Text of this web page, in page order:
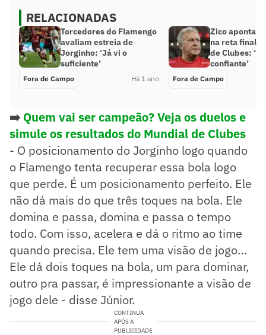
RELACIONADAS
Torcedores do Flamengo
avaliam estreia de
Jorginho: ‘Já vi o
suficiente’
Fora de Campo Há 1 ano
Zico aponta
na reta final
de Clubes:
confiante’
Fora de Campo
➡️ Quem vai ser campeão? Veja os duelos e
simule os resultados do Mundial de Clubes
- O posicionamento do Jorginho logo quando
o Flamengo tenta recuperar essa bola logo
que perde. É um posicionamento perfeito. Ele
não dá mais do que três toques na bola. Ele
domina e passa, domina e passa o tempo
todo. Com isso, acelera e dá o ritmo ao time
quando precisa. Ele tem uma visão de jogo…
Ele dá dois toques na bola, um para dominar,
outro pra passar, é impressionante a visão de
jogo dele - disse Júnior.
CONTINUA
APÓS A
PUBLICIDADE